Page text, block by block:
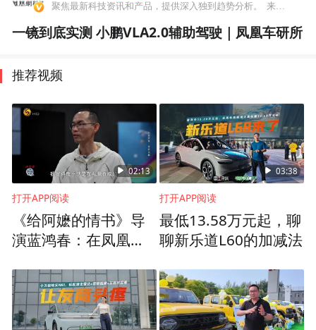
聚焦最新科技资讯和产品，提供深入独到趋势分析。 来自北京市
一镜到底实测 小鹏VLA2.0辅助驾驶｜凤凰车研所
推荐视频
02:13
打开APP阅读
《给阿嬷的情书》导
演蓝鸿春：在凤凰做
容创作帮助巨大
03:38
打开APP阅读
最低13.58万元起，聊
聊新乐道L60的加减法